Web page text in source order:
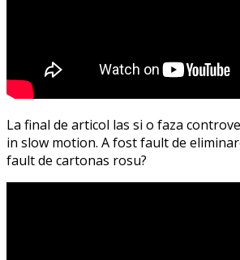
La final de articol las si o faza
in slow motion. A fost fault de
fault de cartonas rosu?